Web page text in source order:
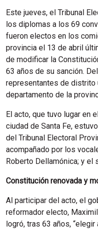
Este jueves, el Tribunal
los diplomas a los 69
fueron electos en los
provincia el 13 de abril
de modificar la
63 años de su sanción.
representantes de distrito
departamento de la
El acto, que tuvo lugar en
ciudad de Santa Fe,
del Tribunal Electoral
acompañado por los
Roberto Dellamónica; y el
Constitución renovada y
Al participar del acto, el
reformador electo,
logró, tras 63 años,